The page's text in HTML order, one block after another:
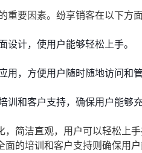
重要因素。纷享销客在以下方面
设计，使用户能够轻松上手。
用，方便用户随时随地访问和管
训和客户支持，确保用户能够
，简洁直观，用户可以轻松上
的培训和客户支持则确保用